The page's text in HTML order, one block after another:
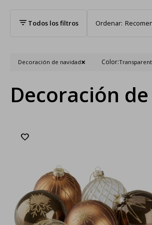
Decoración de navidad Color:
Decoración